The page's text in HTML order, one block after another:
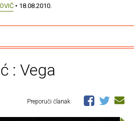
• 18.08.2010.
: Vega
Preporuči članak